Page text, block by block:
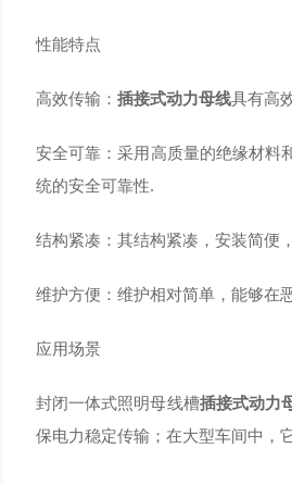
性能特点
‌高效传输‌： 插接式动力母线具有高
安全可靠‌：采用高质量的绝缘材料
统的安全可靠性‌.
结构紧凑‌：其结构紧凑，安装简便
维护方便‌：维护相对简单，能够在
应用场景
封闭一体式照明母线槽插接式动力
保电力稳定传输；在大型车间中，